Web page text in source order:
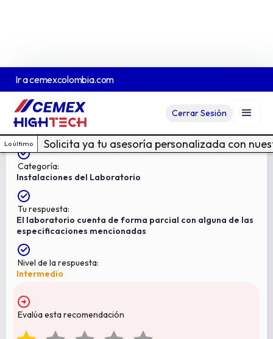
Ir acemexcolombia.com
Cerrar Sesión
Lo último Solicita ya tu asesoría personalizada con
Pregunta:
1
¿Su laboratorio cuenta con pileta o cuarto de curado
con control de condiciones ambientales?
Categoría:
Instalaciones del Laboratorio
Tu respuesta:
El laboratorio cuenta de forma parcial con alguna de las
especificaciones mencionadas
Nivel de la respuesta:
Intermedio
Evalúa esta recomendación